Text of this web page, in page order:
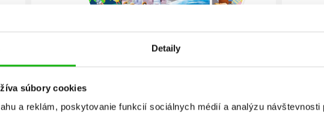
Detaily
súbory cookies
a reklám, poskytovanie funkcií sociálnych médií a analýzu